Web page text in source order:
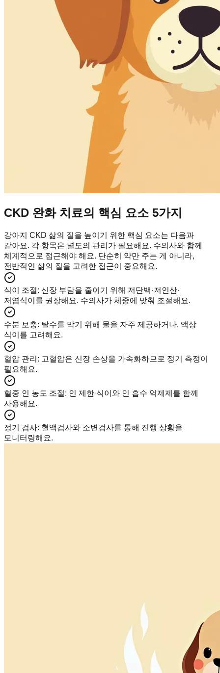
CKD 완화 치료의 핵심 요소 5가지
강아지 CKD 삶의 질을 높이기 위한 핵심 요소는 다음과
같아요. 각 항목은 별도의 관리가 필요해요. 수의사와 함께
체계적으로 접근해야 해요. 단순히 약만 주는 게 아니라,
전반적인 삶의 질을 고려한 접근이 중요해요.
식이 조절: 신장 부담을 줄이기 위해 저단백·저인산·
저염식이를 권장해요. 수의사가 체중에 맞춰 조절해요.
수분 보충: 탈수를 막기 위해 물을 자주 제공하거나, 액상
식이를 고려해요.
혈압 관리 : 고혈압은 신장 손상을 가속화하므로 정기 측정이
필요해요.
혈중 인 농도 조절: 인 제한 식이와 인 흡수 억제제를 함께
사용해요.
정기 검사: 혈액검사와 소변검사를 통해 진행 상황을
모니터링해요.